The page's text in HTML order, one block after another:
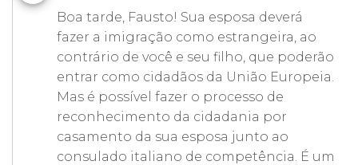
Boa tarde, Fausto! Sua esposa deverá
fazer a imigração como estrangeira, ao
contrário de você e seu filho, que poderão
entrar como cidadãos da União Europeia.
Mas é possível fazer o processo de
reconhecimento da cidadania por
casamento da sua esposa junto ao
consulado italiano de competência. É um